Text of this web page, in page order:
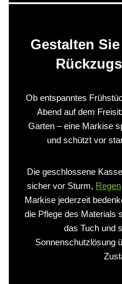
Gestalten
Ob entspanntes
Abend auf dem
Garten – eine Markise
und schützt vor
Die geschlossene
sicher vor Sturm, Regen
Markise jederzeit
die Pflege des Materials
das Tuch und
Sonnenschutzlösung